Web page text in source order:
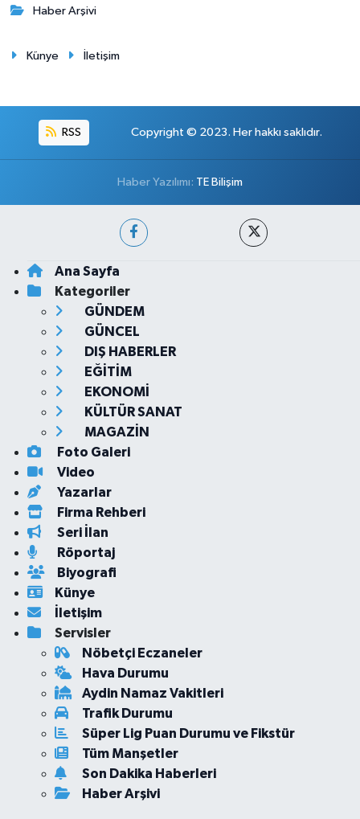
Haber Arşivi
Künye İletişim
RSS Copyright © 2023. Her hakkı saklıdır.
Haber Yazılımı: TE Bilişim
Ana Sayfa
Kategoriler
GÜNDEM
GÜNCEL
DIŞ HABERLER
EĞİTİM
EKONOMİ
KÜLTÜR SANAT
MAGAZİN
Foto Galeri
Video
Yazarlar
Firma Rehberi
Seri İlan
Röportaj
Biyografi
Künye
İletişim
Servisler
Nöbetçi Eczaneler
Hava Durumu
Aydin Namaz Vakitleri
Trafik Durumu
Süper Lig Puan Durumu ve Fikstür
Tüm Manşetler
Son Dakika Haberleri
Haber Arşivi